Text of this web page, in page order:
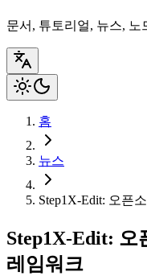
문서, 튜토리얼, 뉴스, 노
홈
뉴스
Step1X-Edit: 오픈
Step1X-Edit: 오
레임워크